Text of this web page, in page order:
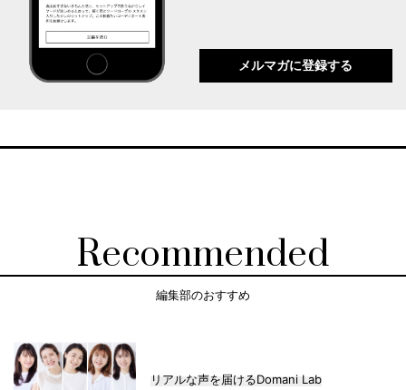
メルマガに登録する
Recommended
編集部のおすすめ
リアルな声を届けるDomani Lab